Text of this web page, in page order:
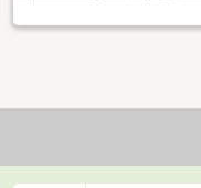
ー施設「美唄国設スキー
緑も多く、四季の移ろい